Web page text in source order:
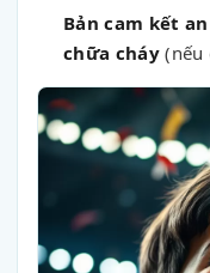
Bản cam kết
chữa cháy(nếu